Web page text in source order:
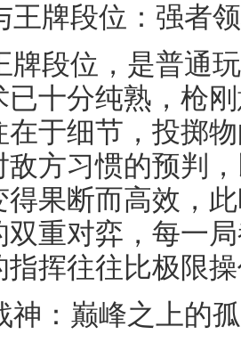
王牌段位：强者
牌段位，是普通
已十分纯熟，枪
在于细节，投掷
敌方习惯的预判
得果断而高效，
双重对弈，每一
指挥往往比极限
神：巅峰之上的